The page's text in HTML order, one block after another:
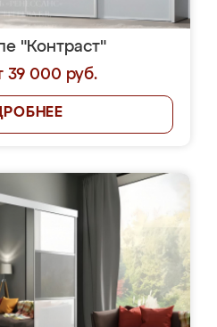
"Контраст"
39 000 руб.